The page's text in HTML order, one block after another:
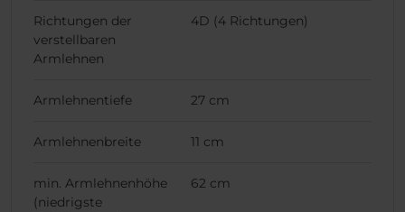
Richtungen der
verstellbaren
Armlehnen
4D (4 Richtungen)
Armlehnentiefe 27 cm
Armlehnenbreite 11 cm
min. Armlehnenhöhe
(niedrigste
62 cm